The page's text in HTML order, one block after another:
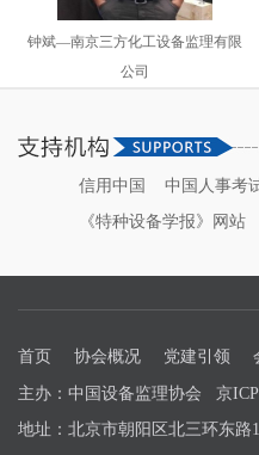
钟斌—南京三方化工设备监理有限
公司
信用中国 中国人事考
《特种设备学报》网站
首页 协会概况 党建引领
主办：中国设备监理协会 京
地址：北京市朝阳区北三环东